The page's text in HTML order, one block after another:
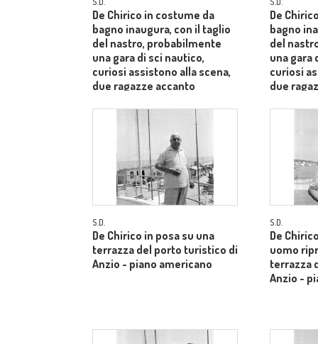
De Chirico in costume da
bagno inaugura, con il taglio
del nastro, probabilmente
una gara di sci nautico,
curiosi assistono alla scena,
due ragazze accanto
De
bagno
del
una gara
curiosi
due
S.D.
De Chirico in posa su una
terrazza del porto turistico di
Anzio - piano americano
S.D.
De
uomo
terrazza
Anzio -